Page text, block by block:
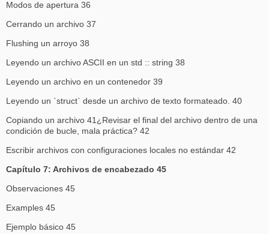
Modos de apertura 36
Cerrando un archivo 37
Flushing un arroyo 38
Leyendo un archivo ASCII en un std :: string 38
Leyendo un archivo en un contenedor 39
Leyendo un `struct` desde un archivo de texto formateado. 40
Copiando un archivo 41¿Revisar el final del archivo dentro de una
condición de bucle, mala práctica? 42
Escribir archivos con configuraciones locales no estándar 42
Capítulo 7: Archivos de encabezado 45
Observaciones 45
Examples 45
Ejemplo básico 45